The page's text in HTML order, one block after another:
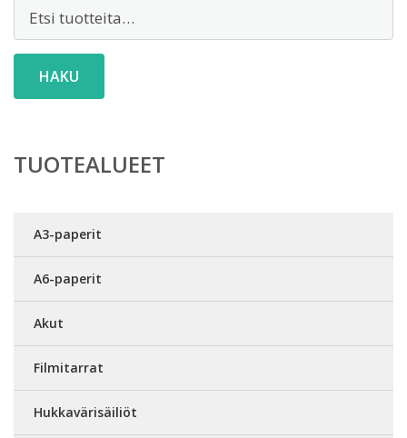
HAKU
TUOTEALUEET
A3-paperit
A6-paperit
Akut
Filmitarrat
Hukkavärisäiliöt